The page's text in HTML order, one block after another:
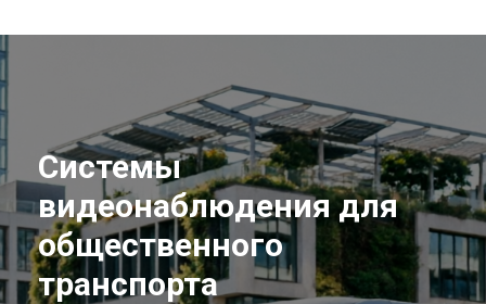
Системы
видеонаблюдения для
общественного
транспорта